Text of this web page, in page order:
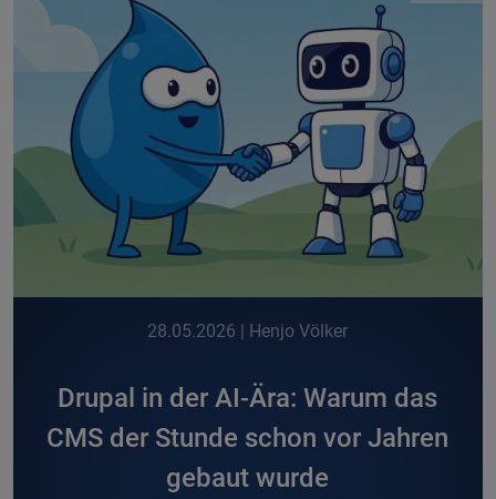
28.05.2026 | Henjo Völker
Drupal in der AI-Ära: Warum das
CMS der Stunde schon vor Jahren
gebaut wurde